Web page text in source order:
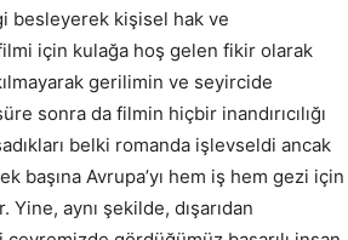
besleyerek kişisel hak ve
için kulağa hoş gelen fikir olarak
gerilimin ve seyircide
sonra da filmin hiçbir inandırıcılığı
belki romanda işlevseldi ancak
başına Avrupa’yı hem iş hem gezi için
aynı şekilde, dışarıdan